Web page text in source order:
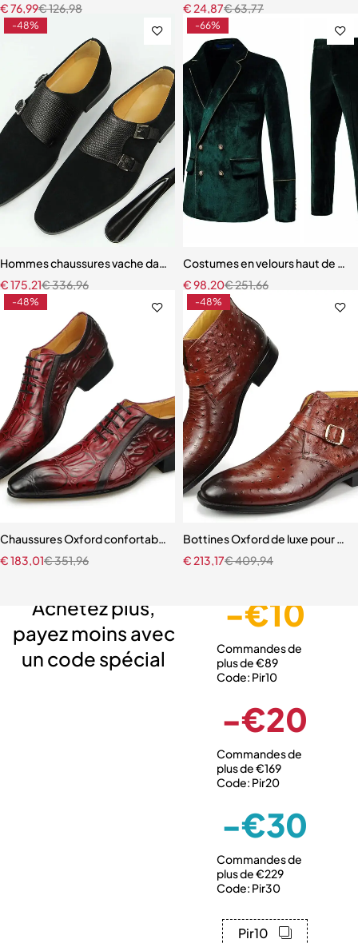
€126,98
€76,99
€63,77
€24,87
-48%
Hommes chaussures vache daim moine automne en cuir véritable
€336,96
€175,21
-66%
Costumes en velours haut de
€251,66
€98,20
-48%
Chaussures Oxford confortables en crocodile pour hommes derby
€351,96
€183,01
-48%
Bottines Oxford de luxe pour
€409,94
€213,17
Achetez plus,
payez moins avec
un code spécial
-€10
Commandes de
plus de €89
Code: Pir10
-€20
Commandes de
plus de €169
Code: Pir20
-€30
Commandes de
plus de €229
Code: Pir30
Pir10